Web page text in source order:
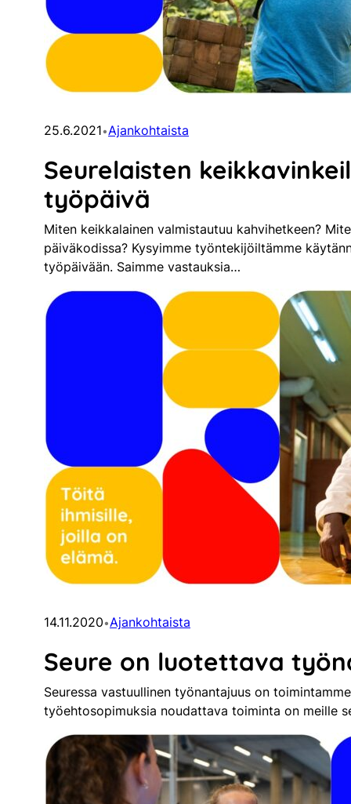
25.6.2021•Ajankohtaista
Seurelaisten
työpäivä
Miten keikkalainen valmistautuu kahvihetkeen?
päiväkodissa? Kysyimme työntekijöiltämme
työpäivään. Saimme vastauksia…
14.11.2020•Ajankohtaista
Seure on luotettava
Seuressa vastuullinen työnantajuus on
työehtosopimuksia noudattava toiminta on meille